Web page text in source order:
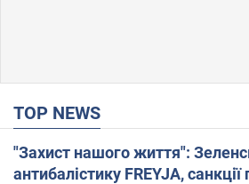
TOP NEWS
"Захист нашого життя":
антибалістику FREYJA, санкції